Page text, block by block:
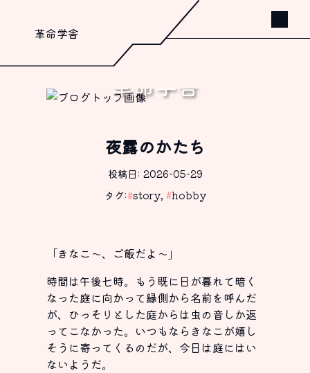
革命学舎
革命学舎
夜露のかたち
投稿日: 2026-05-29
タグ:#story, #hobby
「きなこ〜、ご飯だよ〜」
時間は午後七時。もう既に日が暮れて暗く
なった庭に向かって縁側から名前を呼んだ
が、ひっそりとした庭からは虫の音しか返
ってこなかった。いつもならきなこが嬉し
そうに寄ってくるのだが、今日は庭にはい
ないようだ。